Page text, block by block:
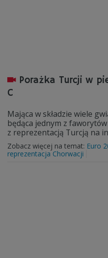
Porażka Turcji w
C
Mająca w składzie wiele
będąca jednym z
z reprezentacją Turcją na
Zobacz więcej na temat: Euro
reprezentacja Chorwacji